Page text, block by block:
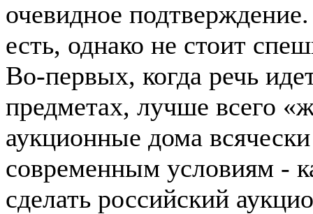
очевидное
есть, однако не стоит
Во-первых, когда речь
предметах, лучше всего
аукционные дома
современным условиям -
сделать российский